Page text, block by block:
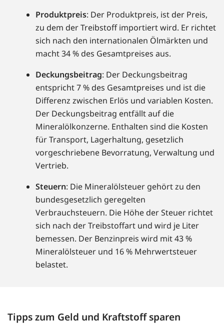
Produktpreis: Der Produktpreis, ist der Preis,
zu dem der Treibstoff importiert wird. Er richtet
sich nach den internationalen Ölmärkten und
macht 34 % des Gesamtpreises aus.
Deckungsbeitrag: Der Deckungsbeitrag
entspricht 7 % des Gesamtpreises und ist die
Differenz zwischen Erlös und variablen Kosten.
Der Deckungsbeitrag entfällt auf die
Mineralölkonzerne. Enthalten sind die Kosten
für Transport, Lagerhaltung, gesetzlich
vorgeschriebene Bevorratung, Verwaltung und
Vertrieb.
Steuern: Die Mineralölsteuer gehört zu den
bundesgesetzlich geregelten
Verbrauchsteuern. Die Höhe der Steuer richtet
sich nach der Treibstoffart und wird je Liter
bemessen. Der Benzinpreis wird mit 43 %
Mineralölsteuer und 16 % Mehrwertsteuer
belastet.
Tipps zum Geld und Kraftstoff sparen